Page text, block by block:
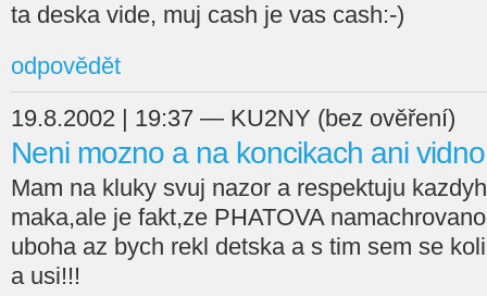
ta deska vide, muj cash je vas cash:-)
odpovědět
19.8.2002 | 19:37 — KU2NY (bez ověření)
Neni mozno a na koncikach ani
Mam na kluky svuj nazor a respektuju
maka,ale je fakt,ze PHATOVA
uboha az bych rekl detska a s tim sem se
a usi!!!